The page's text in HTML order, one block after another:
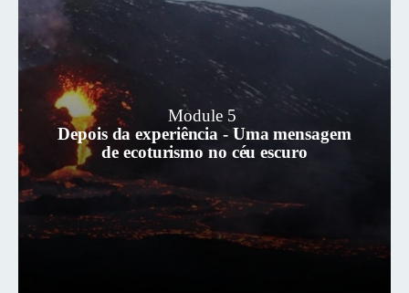
Module 5
Depois da experiência - Uma mensagem
de ecoturismo no céu escuro
Este módulo centra-se na "mensagem"
que pretende que os seus convidados
levem da sua experiência de céu
escuro e no sentimento com que
pretende deixar a sua audiência.